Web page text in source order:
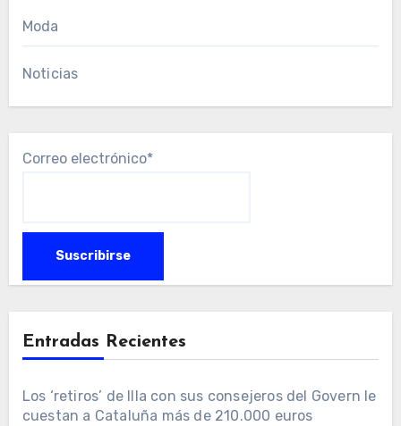
Moda
Noticias
Correo electrónico*
Entradas Recientes
Los ‘retiros’ de Illa con sus consejeros del Govern le
cuestan a Cataluña más de 210.000 euros